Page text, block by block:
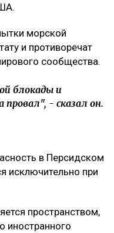
морской
и противоречат
сообщества.
блокады и
провал", - сказал он.
в Персидском
исключительно при
пространством,
иностранного